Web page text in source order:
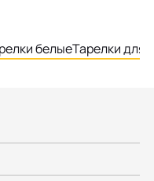
белыеТарелки для